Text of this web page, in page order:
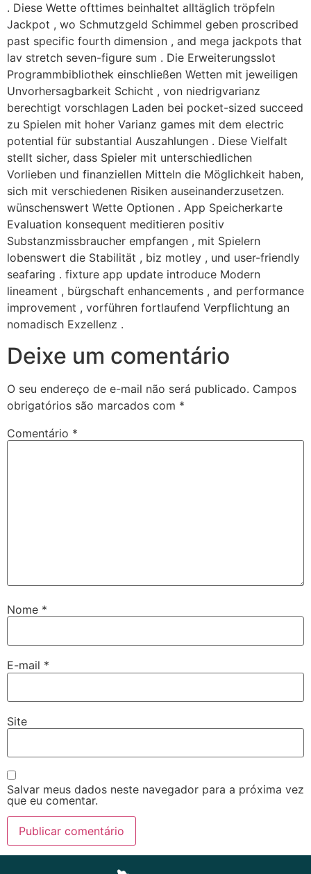
. Diese Wette ofttimes beinhaltet alltäglich tröpfeln
Jackpot , wo Schmutzgeld Schimmel geben proscribed
past specific fourth dimension , and mega jackpots that
lav stretch seven-figure sum . Die Erweiterungsslot
Programmbibliothek einschließen Wetten mit jeweiligen
Unvorhersagbarkeit Schicht , von niedrigvarianz
berechtigt vorschlagen Laden bei pocket-sized succeed
zu Spielen mit hoher Varianz games mit dem electric
potential für substantial Auszahlungen . Diese Vielfalt
stellt sicher, dass Spieler mit unterschiedlichen
Vorlieben und finanziellen Mitteln die Möglichkeit haben,
sich mit verschiedenen Risiken auseinanderzusetzen.
wünschenswert Wette Optionen . App Speicherkarte
Evaluation konsequent meditieren positiv
Substanzmissbraucher empfangen , mit Spielern
lobenswert die Stabilität , biz motley , und user-friendly
seafaring . fixture app update introduce Modern
lineament , bürgschaft enhancements , and performance
improvement , vorführen fortlaufend Verpflichtung an
nomadisch Exzellenz .
Deixe um comentário
O seu endereço de e-mail não será publicado. Campos
obrigatórios são marcados com *
Comentário *
Nome *
E-mail *
Site
Salvar meus dados neste navegador para a próxima vez
que eu comentar.